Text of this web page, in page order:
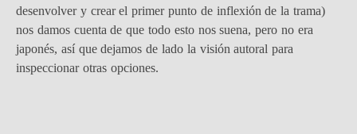
desenvolver y crear el primer punto de inflexión de la trama)
nos damos cuenta de que todo esto nos suena, pero no era
japonés, así que dejamos de lado la visión autoral para
inspeccionar otras opciones.